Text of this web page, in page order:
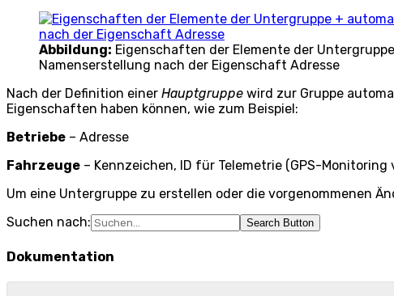
Abbildung: Eigenschaften der Elemente der
Namenserstellung nach der Eigenschaft Adresse
Nach der Definition einer Hauptgruppe wird zur Gruppe
Eigenschaften haben können, wie zum Beispiel:
Betriebe – Adresse
Fahrzeuge – Kennzeichen, ID für Telemetrie (GPS-Monitoring
Um eine Untergruppe zu erstellen oder die vorgenommenen
Suchen nach:
Search Button
Dokumentation